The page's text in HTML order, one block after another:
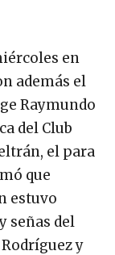
en
además el
Raymundo
del Club
el para
que
estuvo
señas del
y